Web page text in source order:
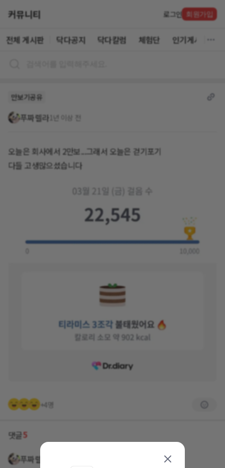
커뮤니티 로그인 회원가입
전체 게시판 닥다공지 닥다칼럼 체험단 인기게시글
만보기공유
푸짜렐라1년 이상 전
오늘은 회사에서 2만보...그래서 오늘은 걷기포기
다들 고생많으셨습니다
+4명
댓글5
푸짜렐라